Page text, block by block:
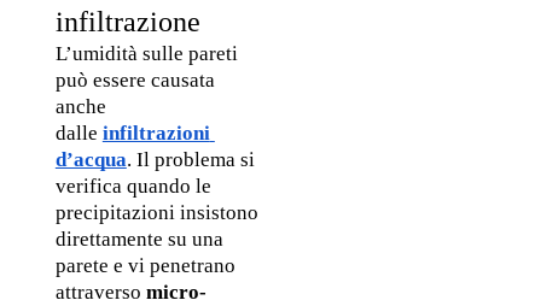
infiltrazione
L’umidità sulle pareti
può essere causata
anche
dalle infiltrazioni
d’acqua. Il problema si
verifica quando le
precipitazioni insistono
direttamente su una
parete e vi penetrano
attraverso micro-